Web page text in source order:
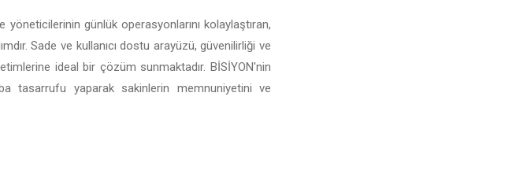
günlük operasyonlarını kolaylaştıran,
Sade ve kullanıcı dostu arayüzü, güvenilirliği ve
ideal bir çözüm sunmaktadır. BİSİYON'nin
tasarrufu yaparak sakinlerin memnuniyetini ve